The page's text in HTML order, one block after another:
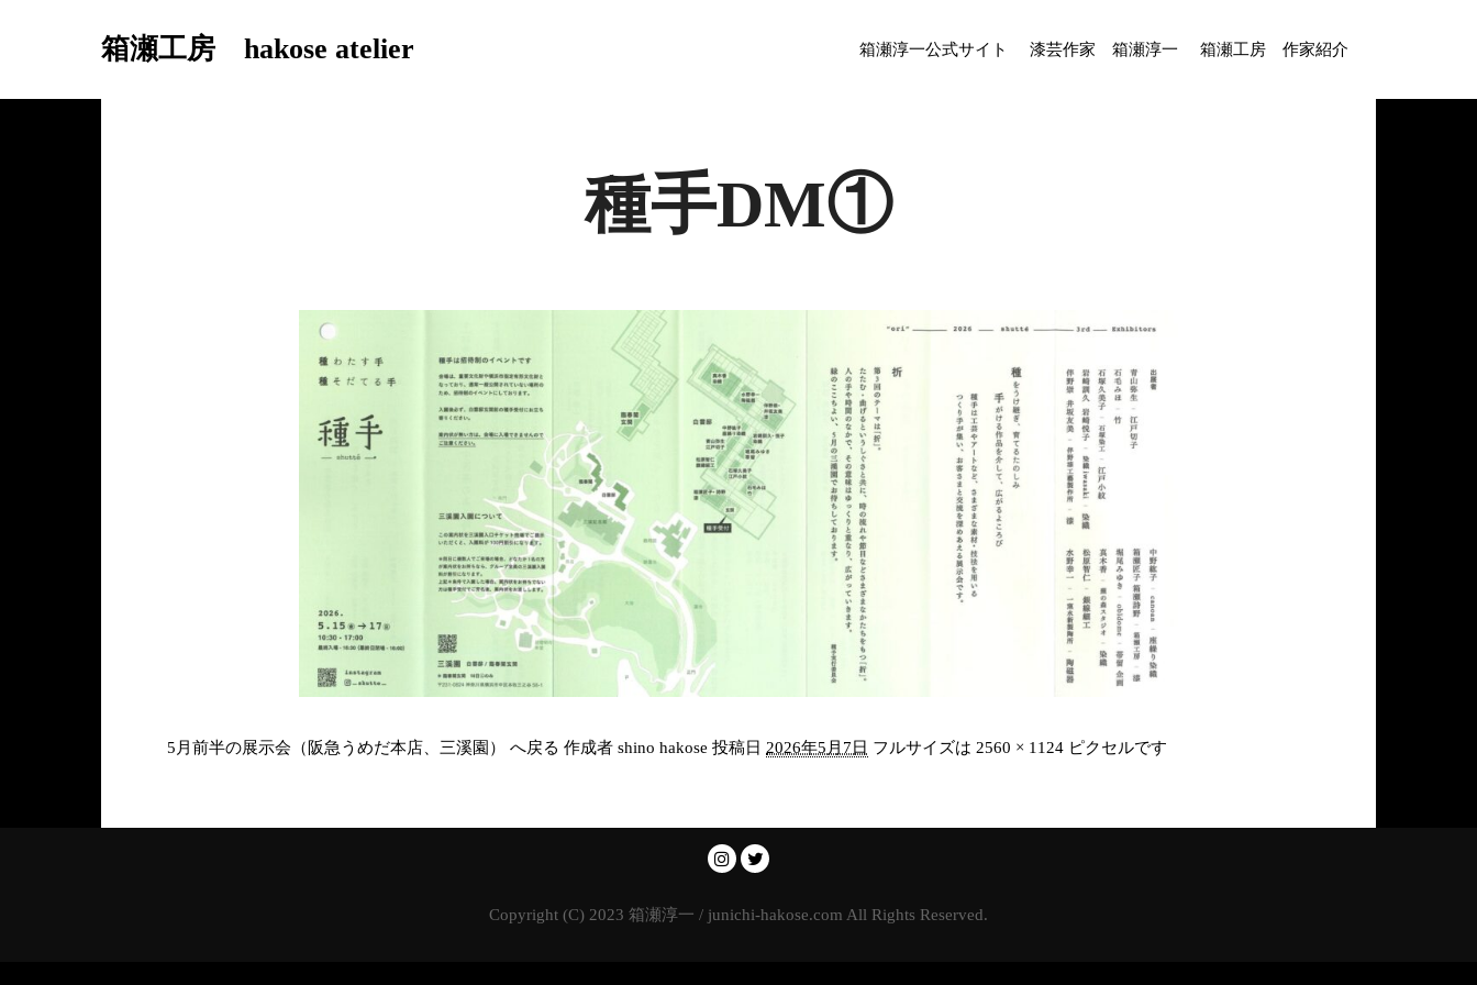
箱瀬工房 hakose atelier 箱瀬淳一公式サイト 漆芸作家 箱瀬淳一 箱瀬工房 作家紹介
種手DM①
5月前半の展示会（阪急うめだ本店、三溪園） へ戻る 作成者 shino hakose 投稿日 2026年5月7日 フルサイズは 2560 × 1124 ピクセルです
Copyright (C) 2023 箱瀬淳一 / junichi-hakose.com All Rights Reserved.